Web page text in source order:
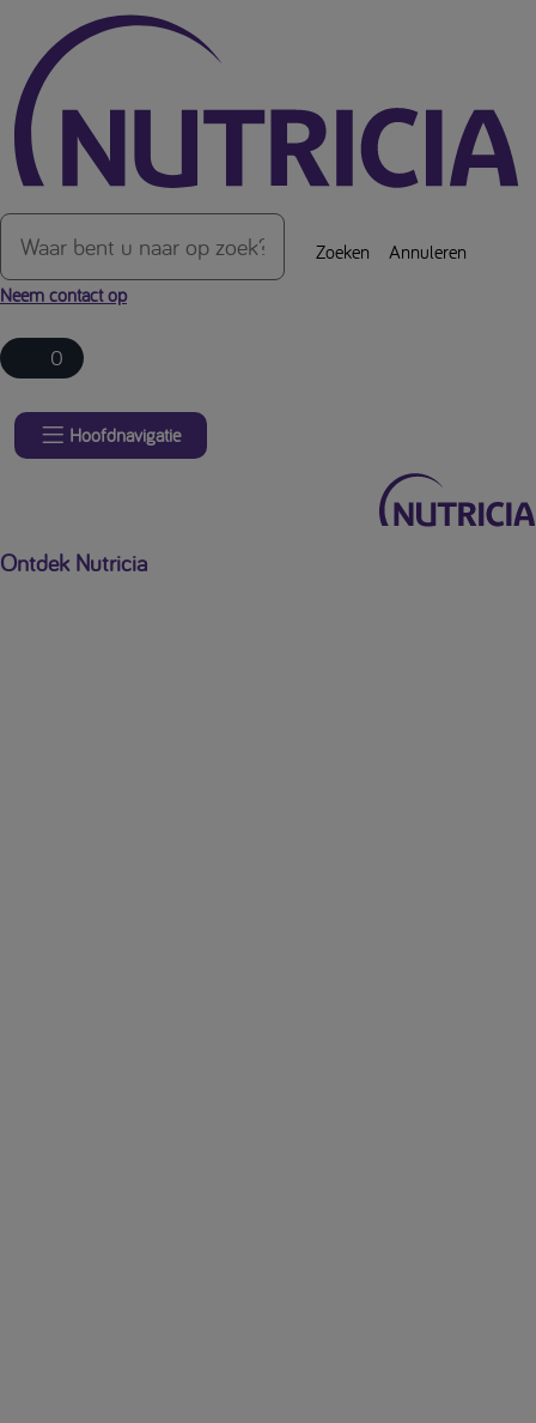
Over de inhoud van de pagina
Zoeken
Annuleren
Neem contact op
0
Hoofdnavigatie
Ontdek Nutricia